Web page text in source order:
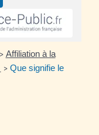
> Affiliation à la
> Que signifie le